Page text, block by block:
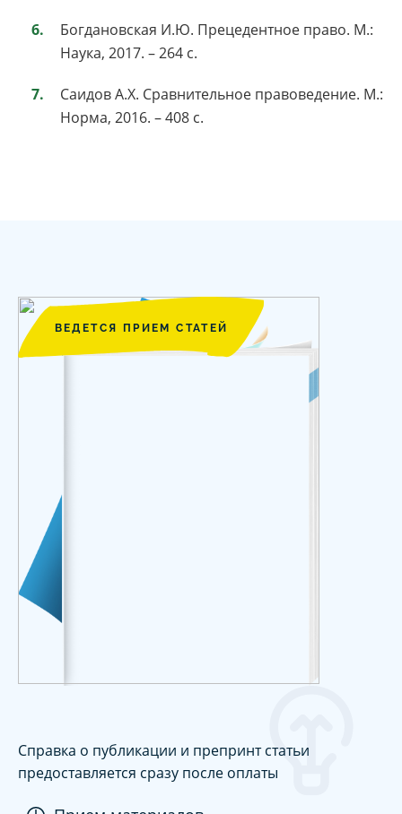
Богдановская И.Ю. Прецедентное право. М.:
Наука, 2017. – 264 с.
Саидов А.Х. Сравнительное правоведение. М.:
Норма, 2016. – 408 с.
ВЕДЕТСЯ ПРИЕМ СТАТЕЙ
Справка о публикации и препринт статьи
предоставляется сразу после оплаты